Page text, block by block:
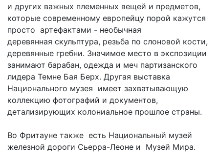
и других важных племенных вещей и предметов,
которые современному европейцу порой кажутся
просто артефактами - необычная
деревянная скульптура, резьба по слоновой кости,
деревянные гребни. Значимое место в экспозиции
занимают барабан, одежда и меч партизанского
лидера Темне Бая Берх. Другая выставка
Национального музея имеет захватывающую
коллекцию фотографий и документов,
детализирующих колониальное прошлое страны.
Во Фритауне также есть Национальный музей
железной дороги Сьерра-Леоне и Музей Мира.